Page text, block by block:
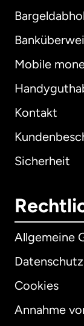
Mobile
Kontakt
Sicherheit
Allgemeine
Cookies
Annahme